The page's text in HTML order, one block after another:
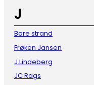
J
Bare strand
Frøken Jansen
J.Lindeberg
JC Rags